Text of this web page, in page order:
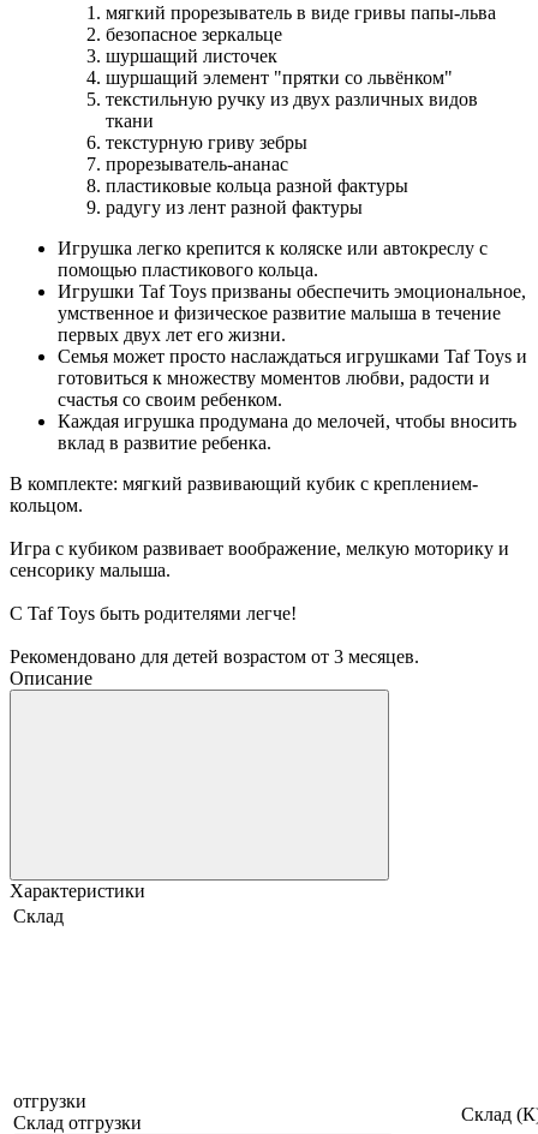
мягкий прорезыватель в виде гривы папы-льва
безопасное зеркальце
шуршащий листочек
шуршащий элемент "прятки со львёнком"
текстильную ручку из двух различных видов
ткани
текстурную гриву зебры
прорезыватель-ананас
пластиковые кольца разной фактуры
радугу из лент разной фактуры
Игрушка легко крепится к коляске или автокреслу с
помощью пластикового кольца.
Игрушки Taf Toys призваны обеспечить эмоциональное,
умственное и физическое развитие малыша в течение
первых двух лет его жизни.
Семья может просто наслаждаться игрушками Taf Toys и
готовиться к множеству моментов любви, радости и
счастья со своим ребенком.
Каждая игрушка продумана до мелочей, чтобы вносить
вклад в развитие ребенка.
В комплекте: мягкий развивающий кубик с креплением-
кольцом.
Игра с кубиком развивает воображение, мелкую моторику и
сенсорику малыша.
С Taf Toys быть родителями легче!
Рекомендовано для детей возрастом от 3 месяцев.
Описание
Характеристики
Склад
отгрузки
Склад отгрузки
Склад